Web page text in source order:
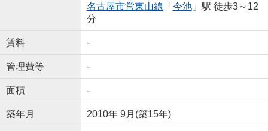
名古屋市営東山線 「 今池」駅 徒歩3～12
分
賃料 -
管理費等 -
面積 -
築年月 2010年 9月(築15年)